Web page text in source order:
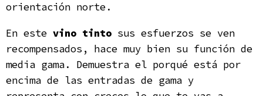
orientación norte.
En este vino tinto sus esfuerzos se ven
recompensados, hace muy bien su función de
media gama. Demuestra el porqué está por
encima de las entradas de gama y